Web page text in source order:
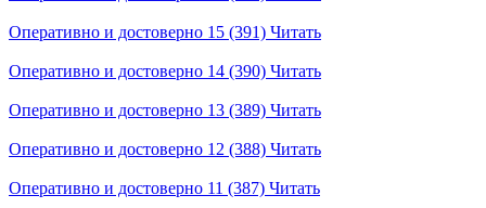
Оперативно и достоверно 15 (391) Читать
Оперативно и достоверно 14 (390) Читать
Оперативно и достоверно 13 (389) Читать
Оперативно и достоверно 12 (388) Читать
Оперативно и достоверно 11 (387) Читать